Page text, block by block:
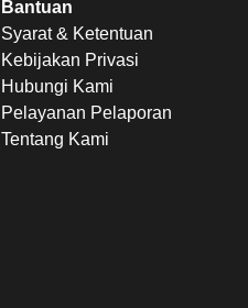
Bantuan
Syarat & Ketentuan
Kebijakan Privasi
Hubungi Kami
Pelayanan Pelaporan
Tentang Kami